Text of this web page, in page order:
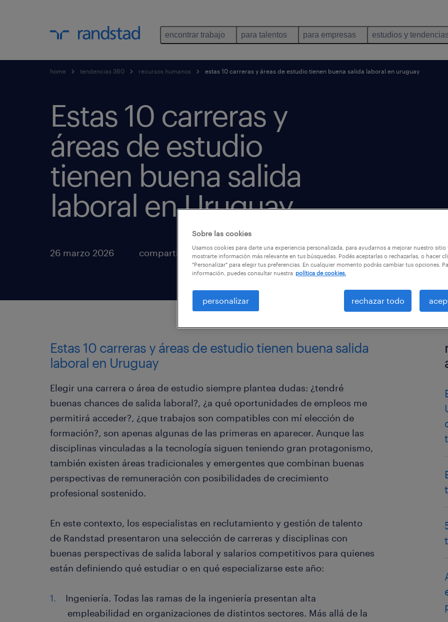
encontrar trabajo para talentos para empresas estudios y
home tendencias 360 recursos humanos estas 10 carreras y áreas de estudio tienen buena salida laboral en uruguay
Estas 10 carreras y
áreas de estudio
tienen buena salida
laboral en Uruguay
26 marzo 2026 compartir en
Estas 10 carreras y áreas de estudio tienen buena salida
laboral en Uruguay
Elegir una carrera o área de estudio siempre plantea dudas: ¿tendré
buenas chances de salida laboral?, ¿a qué oportunidades de empleos me
permitirá acceder?, ¿que trabajos son compatibles con mí elección de
formación?, son apenas algunas de las primeras en aparecer. Aunque las
disciplinas vinculadas a la tecnología siguen teniendo gran protagonismo,
también existen áreas tradicionales y emergentes que combinan buenas
perspectivas de remuneración con posibilidades de crecimiento
profesional sostenido.
En este contexto, los especialistas en reclutamiento y gestión de talento
de Randstad presentaron una selección de carreras y disciplinas con
buenas perspectivas de salida laboral y salarios competitivos para quienes
están definiendo qué estudiar o en qué especializarse este año:
Ingeniería. Todas las ramas de la ingeniería presentan alta
empleabilidad en organizaciones de distintos sectores. Más allá de la
Sobre las cookies
Usamos cookies para darte una experiencia personalizada, para ayudarnos a mejorar nuestro sitio
mostrarte información más relevante en tus búsquedas. Podés aceptarlas o rechazarlas, o hacer
"Personalizar" para elegir tus preferencias. En cualquier momento podrás cambiar tus opciones.
información, puedes consultar nuestra política de cookies.
personalizar rechazar todo